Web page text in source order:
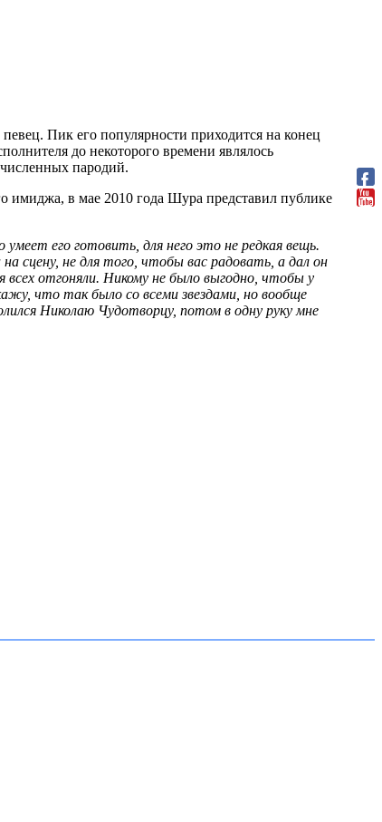
Пик его популярности приходится на конец
до некоторого времени являлось
пародий.
имиджа, в мае 2010 года Шура представил публике
его готовить, для него это не редкая вещь.
сцену, не для того, чтобы вас радовать, а дал он
отгоняли. Никому не было выгодно, чтобы у
что так было со всеми звездами, но вообще
Николаю Чудотворцу, потом в одну руку мне